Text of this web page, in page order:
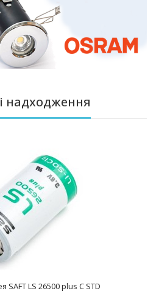
надходження
SAFT LS 26500 plus C STD